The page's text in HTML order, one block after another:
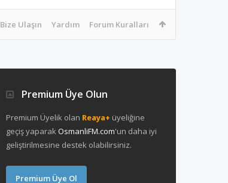
Bize Ulaşın Yardım Forum Kuralları
Premium Üye Olun
Premium Üyelik olan Reaya+ üyeliğine
geçiş yaparakOsmanliFM.com'un daha iyi
geliştirilmesine destek olabilirsiniz.
Premium Üye Ol